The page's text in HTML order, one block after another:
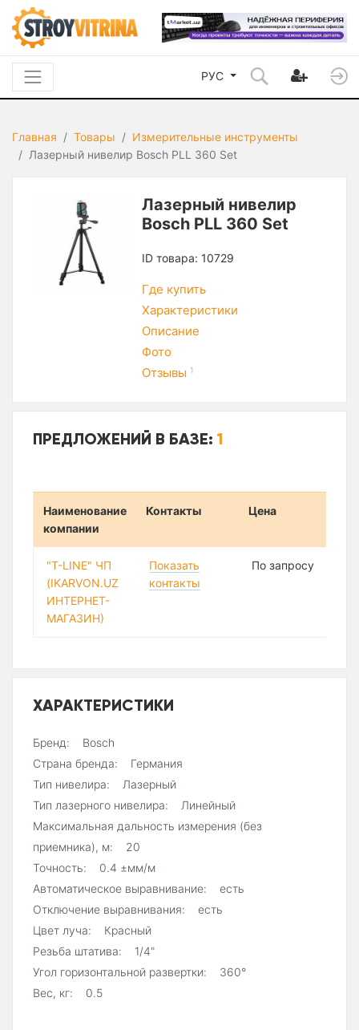
РУС
Главная Товары
Измерительные инструменты
Лазерный нивелир Bosch PLL 360 Set
Лазерный нивелир
Bosch PLL 360 Set
ID товара: 10729
Где купить
Характеристики
Описание
Фото
Отзывы 1
ПРЕДЛОЖЕНИЙ В БАЗЕ:1
Наименование
компании
Контакты Цена
"T-LINE" ЧП
(IKARVON.UZ
ИНТЕРНЕТ-
МАГАЗИН)
Показать
контакты
По запросу
ХАРАКТЕРИСТИКИ
Бренд: Bosch
Страна бренда: Германия
Тип нивелира: Лазерный
Тип лазерного нивелира: Линейный
Максимальная дальность измерения (без
приемника), м: 20
Точность: 0.4 ±мм/м
Автоматическое выравнивание: есть
Отключение выравнивания: есть
Цвет луча: Красный
Резьба штатива: 1/4"
Угол горизонтальной развертки: 360°
Вес, кг: 0.5